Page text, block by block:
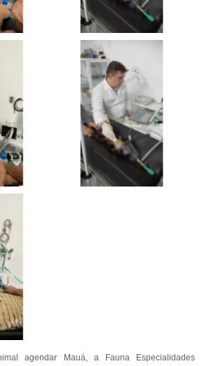
agendar Mauá, a Fauna Especialidades